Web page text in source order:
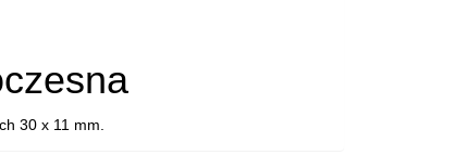
30 x 11 mm.